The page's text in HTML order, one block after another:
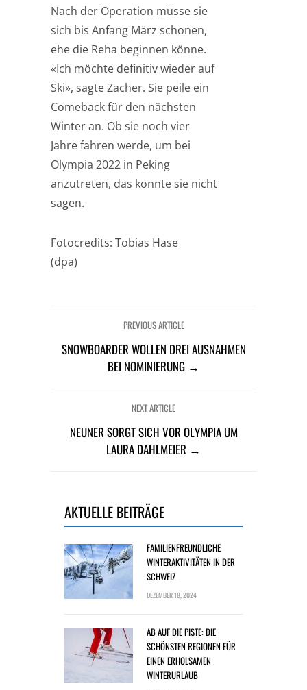
Nach der Operation müsse sie
sich bis Anfang März schonen,
ehe die Reha beginnen könne.
«Ich möchte definitiv wieder auf
Ski», sagte Zacher. Sie peile ein
Comeback für den nächsten
Winter an. Ob sie noch vier
Jahre fahren werde, um bei
Olympia 2022 in Peking
anzutreten, das konnte sie nicht
sagen.
Fotocredits: Tobias Hase
(dpa)
PREVIOUS ARTICLE
SNOWBOARDER WOLLEN DREI AUSNAHMEN
BEI NOMINIERUNG →
NEXT ARTICLE
NEUNER SORGT SICH VOR OLYMPIA UM
LAURA DAHLMEIER →
AKTUELLE BEITRÄGE
FAMILIENFREUNDLICHE
WINTERAKTIVITÄTEN IN DER
SCHWEIZ
DEZEMBER 18, 2024
AB AUF DIE PISTE: DIE
SCHÖNSTEN REGIONEN FÜR
EINEN ERHOLSAMEN
WINTERURLAUB